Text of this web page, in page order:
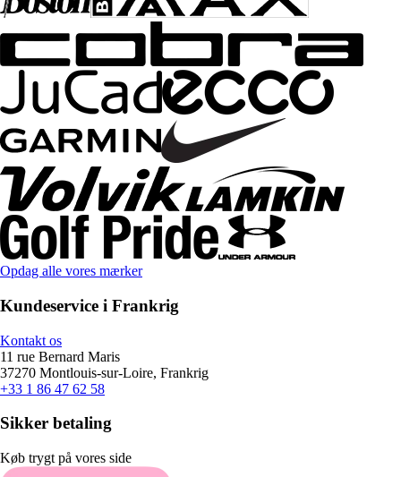
Opdag alle vores mærker
Kundeservice i Frankrig
Kontakt os
11 rue Bernard Maris
37270 Montlouis-sur-Loire, Frankrig
+33 1 86 47 62 58
Sikker betaling
Køb trygt på vores side